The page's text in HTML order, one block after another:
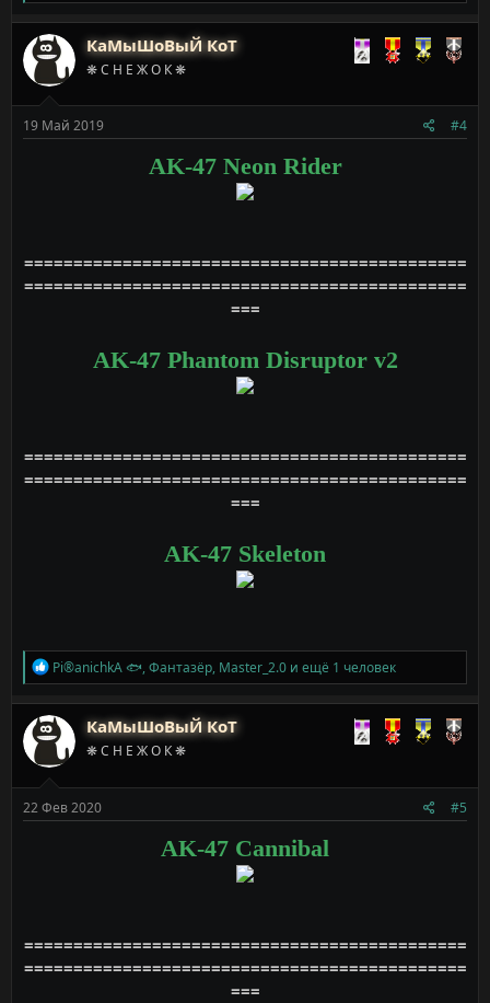
а
к
ц
и
и
КаМыШоВыЙ КоТ
❋ С Н Е Ж О К ❋
19 Май 2019 #4
AK-47 Neon Rider
=============================================
=============================================
===
AK-47 Phantom Disruptor v2
=============================================
=============================================
===
AK-47 Skeleton
Р
е
а
к
ц
и
и
Pi®anichkA 🐟,Фантазёр, Master_2.0 и ещё 1 человек
КаМыШоВыЙ КоТ
❋ С Н Е Ж О К ❋
22 Фев 2020 #5
AK-47 Cannibal
=============================================
=============================================
===